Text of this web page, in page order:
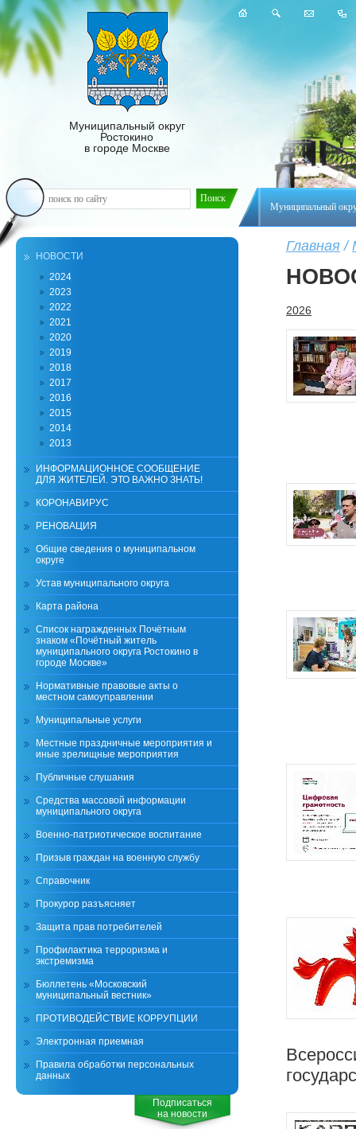
Муниципальный
Муниципальный округ
Ростокино
в городе Москве
Главная /
2026
НОВОСТИ
2024
2023
2022
2021
2020
2019
2018
2017
2016
2015
2014
2013
ИНФОРМАЦИОННОЕ СООБЩЕНИЕ
ДЛЯ ЖИТЕЛЕЙ. ЭТО ВАЖНО ЗНАТЬ!
КОРОНАВИРУС
РЕНОВАЦИЯ
Общие сведения о муниципальном
округе
Устав муниципального округа
Карта района
Список награжденных Почётным
знаком «Почётный житель
муниципального округа Ростокино в
городе Москве»
Нормативные правовые акты о
местном самоуправлении
Муниципальные услуги
Местные праздничные мероприятия и
иные зрелищные мероприятия
Публичные слушания
Средства массовой информации
муниципального округа
Военно-патриотическое воспитание
Призыв граждан на военную службу
Справочник
Прокурор разъясняет
Защита прав потребителей
Профилактика терроризма и
экстремизма
Бюллетень «Московский
муниципальный вестник»
ПРОТИВОДЕЙСТВИЕ КОРРУПЦИИ
Электронная приемная
Правила обработки персональных
данных
Подписаться
на новости